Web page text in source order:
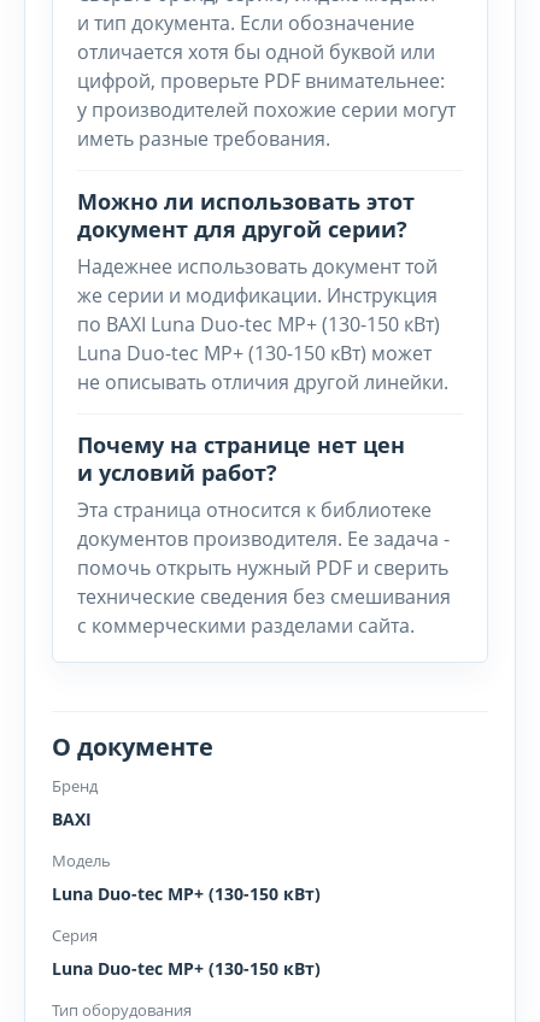
и тип документа. Если обозначение
отличается хотя бы одной буквой или
цифрой, проверьте PDF внимательнее:
у производителей похожие серии могут
иметь разные требования.
Можно ли использовать этот
документ для другой серии?
Надежнее использовать документ той
же серии и модификации. Инструкция
по BAXI Luna Duo-tec MP+ (130-150 кВт)
Luna Duo-tec MP+ (130-150 кВт) может
не описывать отличия другой линейки.
Почему на странице нет цен
и условий работ?
Эта страница относится к библиотеке
документов производителя. Ее задача -
помочь открыть нужный PDF и сверить
технические сведения без смешивания
с коммерческими разделами сайта.
О документе
Бренд
BAXI
Модель
Luna Duo-tec MP+ (130-150 кВт)
Серия
Luna Duo-tec MP+ (130-150 кВт)
Тип оборудования